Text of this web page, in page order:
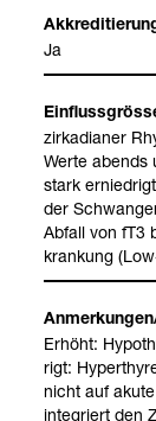
Ja
zir­ka­dia­ner
Werte abends
stark
der
Abfall von fT3
kran­kung
Erhöht:
rigt:
nicht auf
inte­griert den